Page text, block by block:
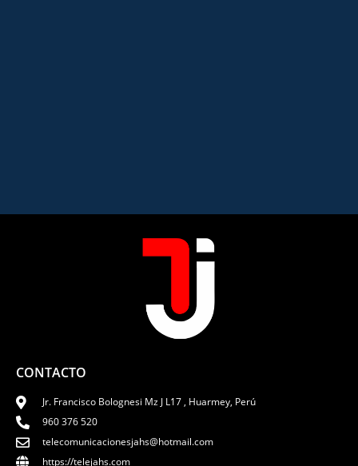
CONTACTO
Jr. Francisco Bolognesi Mz J L17 , Huarmey, Perú
960 376 520
telecomunicacionesjahs@hotmail.com
https://telejahs.com